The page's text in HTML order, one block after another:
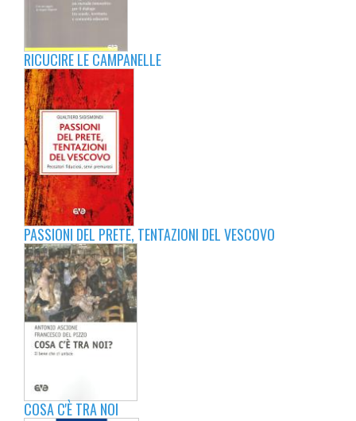
RICUCIRE LE CAMPANELLE
PASSIONI DEL PRETE, TENTAZIONI DEL VESCOVO
COSA C'È TRA NOI